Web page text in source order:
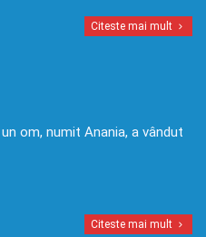
Citeste mai mult
un om, numit Anania, a vândut
Citeste mai mult